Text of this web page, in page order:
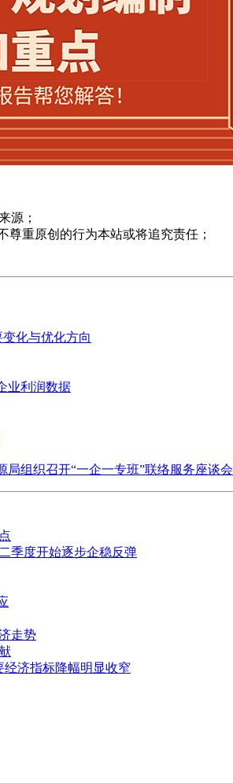
源；
重原创的行为本站或将追究责任；
化与优化方向
业利润数据
组织召开“一企一专班”联络服务座谈会
季度开始逐步企稳反弹
走势
经济指标降幅明显收窄